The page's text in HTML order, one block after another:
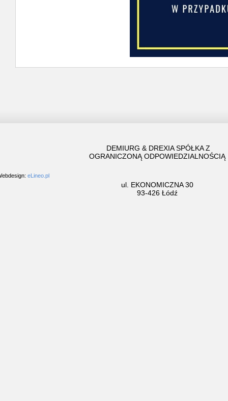
eLineo.pl
DEMIURG & DREXIA SPÓŁKA Z
OGRANICZONĄ ODPOWIEDZIALNOŚCIĄ
ul. EKONOMICZNA 30
93-426 Łódź